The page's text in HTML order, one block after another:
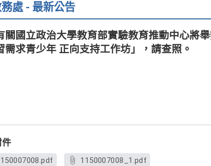
處 - 最新公告
關國立政治大學教育部實驗教育推動中心將
需求青少年 正向支持工作坊」，請查照。
件
1150007008_1.pdf